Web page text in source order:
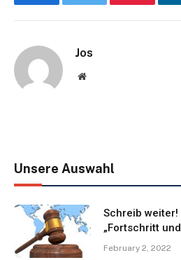
Jos
Website
Unsere Auswahl
Schreib
„Fortschritt
February 2, 2022